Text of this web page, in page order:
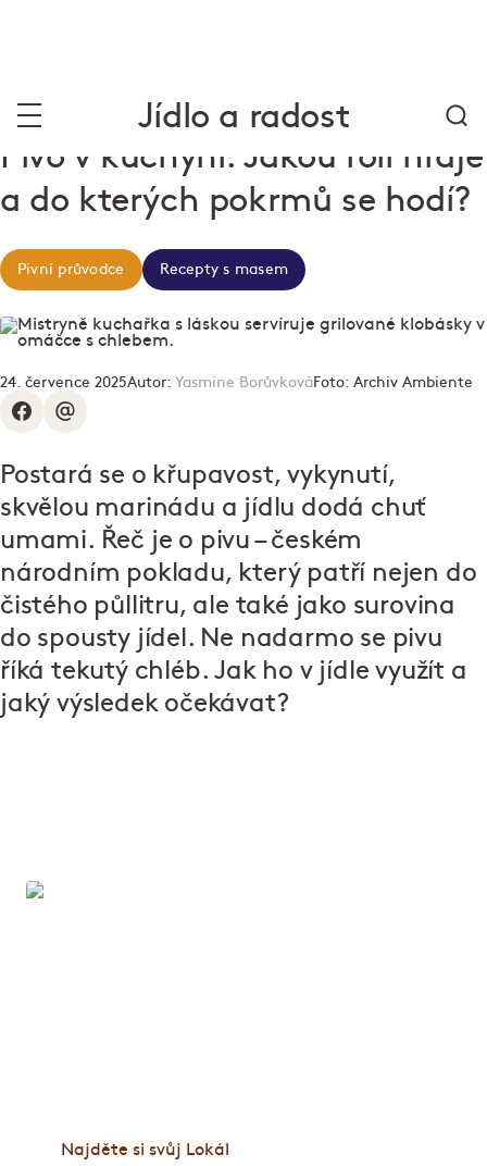
Jídlo a radost
Pivo v kuchyni. Jakou roli hraje
a do kterých pokrmů se hodí?
Pivní průvodce Recepty s masem
24. července 2025Autor: Yasmine BorůvkováFoto: Archiv Ambiente
Postará se o křupavost, vykynutí,
skvělou marinádu a jídlu dodá chuť
umami. Řeč je o pivu – českém
národním pokladu, který patří nejen do
čistého půllitru, ale také jako surovina
do spousty jídel. Ne nadarmo se pivu
říká tekutý chléb. Jak ho v jídle využít a
jaký výsledek očekávat?
Najděte si svůj Lokál